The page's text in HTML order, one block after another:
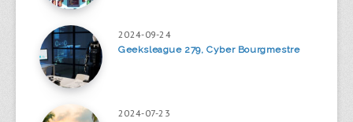
2024-09-24
Geeksleague 279, Cyber Bourgmestre
2024-07-23